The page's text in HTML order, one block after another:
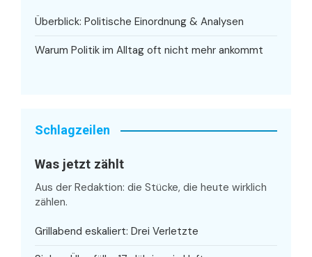
Überblick: Politische Einordnung & Analysen
Warum Politik im Alltag oft nicht mehr ankommt
Schlagzeilen
Was jetzt zählt
Aus der Redaktion: die Stücke, die heute wirklich
zählen.
Grillabend eskaliert: Drei Verletzte